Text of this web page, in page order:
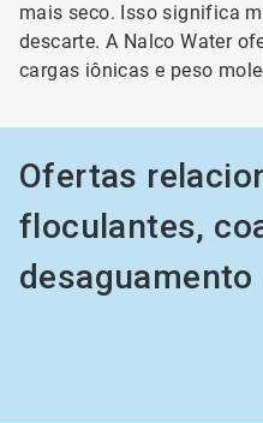
mais seco. Isso significa
descarte. A Nalco Water
cargas iônicas e peso
Ofertas
floculantes,
desaguamento